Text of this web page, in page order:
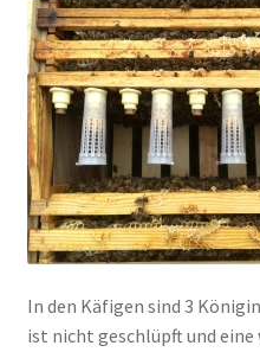
In den Käfigen sind 3
ist nicht geschlüpft und